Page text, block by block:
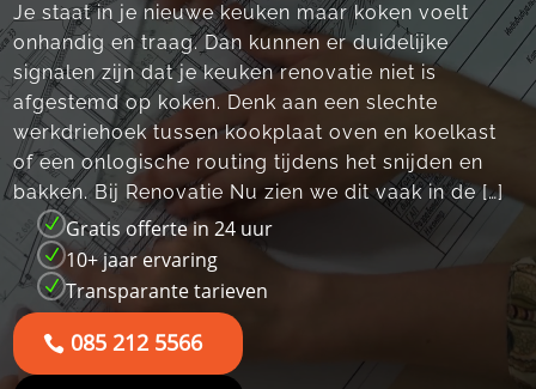
Je staat in je nieuwe keuken maar koken voelt
onhandig en traag.​ Dan kunnen er duidelijke
signalen zijn dat je keuken renovatie niet is
afgestemd op koken.​ Denk aan een slechte
werkdriehoek tussen kookplaat oven en koelkast
of een onlogische routing tijdens het snijden en
bakken.​ Bij Renovatie Nu zien we dit vaak in de […]
N Gratis offerte in 24 uur
N 10+ jaar ervaring
N Transparante tarieven
085 212 5566